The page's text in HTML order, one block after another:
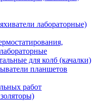
лабораторные)
для колб (качалки)
планшетов
работ